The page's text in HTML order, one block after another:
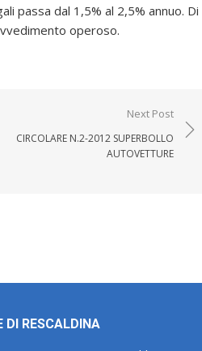
passa dal 1,5% al 2,5% annuo. Di
operoso.
Next Post
CIRCOLARE N.2-2012 SUPERBOLLO
AUTOVETTURE
DI RESCALDINA